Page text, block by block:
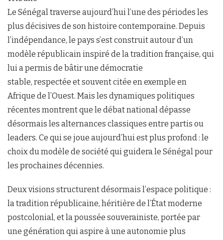
Le Sénégal traverse aujourd’hui l’une des périodes les
plus décisives de son histoire contemporaine. Depuis
l’indépendance, le pays s’est construit autour d’un
modèle républicain inspiré de la tradition française, qui
lui a permis de bâtir une démocratie
stable, respectée et souvent citée en exemple en
Afrique de l’Ouest. Mais les dynamiques politiques
récentes montrent que le débat national dépasse
désormais les alternances classiques entre partis ou
leaders. Ce qui se joue aujourd’hui est plus profond : le
choix du modèle de société qui guidera le Sénégal pour
les prochaines décennies.
Deux visions structurent désormais l’espace politique :
la tradition républicaine, héritière de l’État moderne
postcolonial, et la poussée souverainiste, portée par
une génération qui aspire à une autonomie plus